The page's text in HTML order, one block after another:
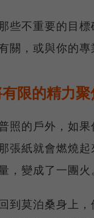
些不重要的目
關，或與你的專
限的精力
照的戶外，如
張紙就會燃燒
，變成了一團
到莫泊桑身上